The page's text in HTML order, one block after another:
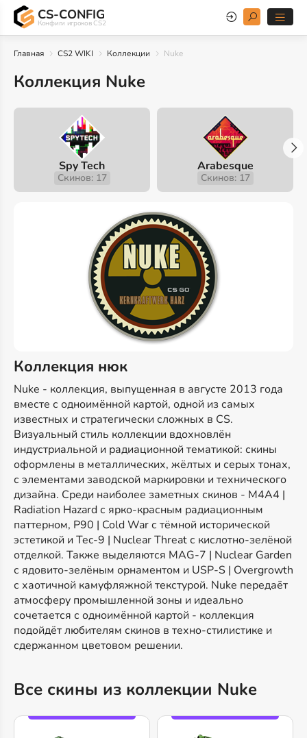
CS-CONFIG
Конфиги игроков CS2
Главная CS2 WIKI Коллекции Nuke
Коллекция Nuke
Spy Tech
Скинов: 17
Arabesque
Скинов: 17
Коллекция нюк
Nuke - коллекция, выпущенная в августе 2013 года
вместе с одноимённой картой, одной из самых
известных и стратегически сложных в CS.
Визуальный стиль коллекции вдохновлён
индустриальной и радиационной тематикой: скины
оформлены в металлических, жёлтых и серых тонах,
с элементами заводской маркировки и технического
дизайна. Среди наиболее заметных скинов - M4A4 |
Radiation Hazard с ярко-красным радиационным
паттерном, P90 | Cold War с тёмной исторической
эстетикой и Tec-9 | Nuclear Threat с кислотно-зелёной
отделкой. Также выделяются MAG-7 | Nuclear Garden
с ядовито-зелёным орнаментом и USP-S | Overgrowth
с хаотичной камуфляжной текстурой. Nuke передаёт
атмосферу промышленной зоны и идеально
сочетается с одноимённой картой - коллекция
подойдёт любителям скинов в техно-стилистике и
сдержанном цветовом решении.
Все скины из коллекции Nuke